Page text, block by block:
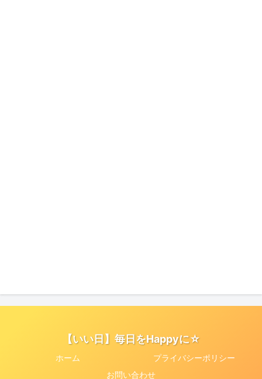
【いい日】毎日をHappyに☆
ホーム
プライバシーポリシー
お問い合わせ